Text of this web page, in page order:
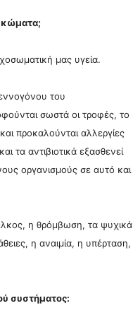
μας υγεία.
του
σωστά οι τροφές, το
προκαλούνται αλλεργίες
τα αντιβιοτικά εξασθενεί
οργανισμούς σε αυτό και
η θρόμβωση, τα ψυχικά
η αναιμία, η υπέρταση,
συστήματος: